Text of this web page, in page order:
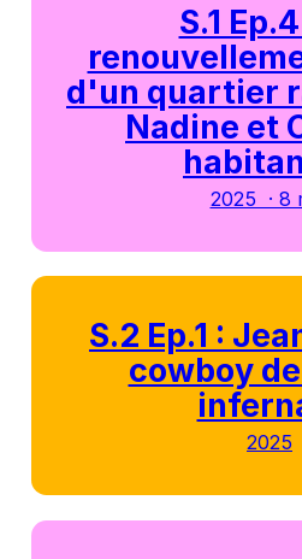
S.1
d'un quartier
Nadine et
2025 · 8
S.2 Ep.1 :
cowboy
2025